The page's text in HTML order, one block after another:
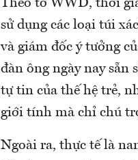
Theo tờ WWD, thời
sử dụng các loại túi
và giám đốc ý tưởng
đàn ông ngày nay sẵn
tự tin của thế hệ trẻ,
giới tính mà chỉ chú
Ngoài ra, thực tế là